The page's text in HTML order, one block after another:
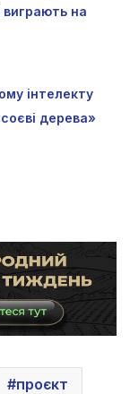
виграють на
інтелекту
дерева»
проєкт